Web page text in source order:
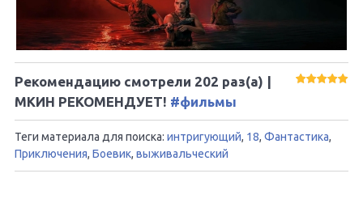
Рекомендацию смотрели 202 раз(а) |
МКИН РЕКОМЕНДУЕТ! #фильмы
Теги материала для поиска: интригующий, 18, Фантастика,
Приключения, Боевик, выживальческий